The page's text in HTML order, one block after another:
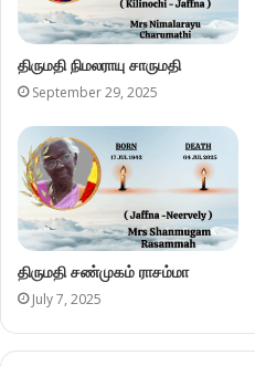
திருமதி நிமலராயு சாருமதி
September 29, 2025
திருமதி சண்முகம் ராசம்மா
July 7, 2025